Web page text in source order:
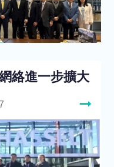
絡進一步擴大